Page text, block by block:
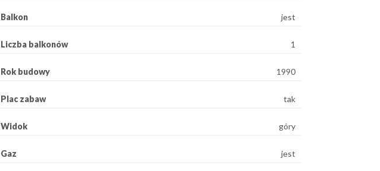
Balkon jest
Liczba balkonów 1
Rok budowy 1990
Plac zabaw tak
Widok góry
Gaz jest